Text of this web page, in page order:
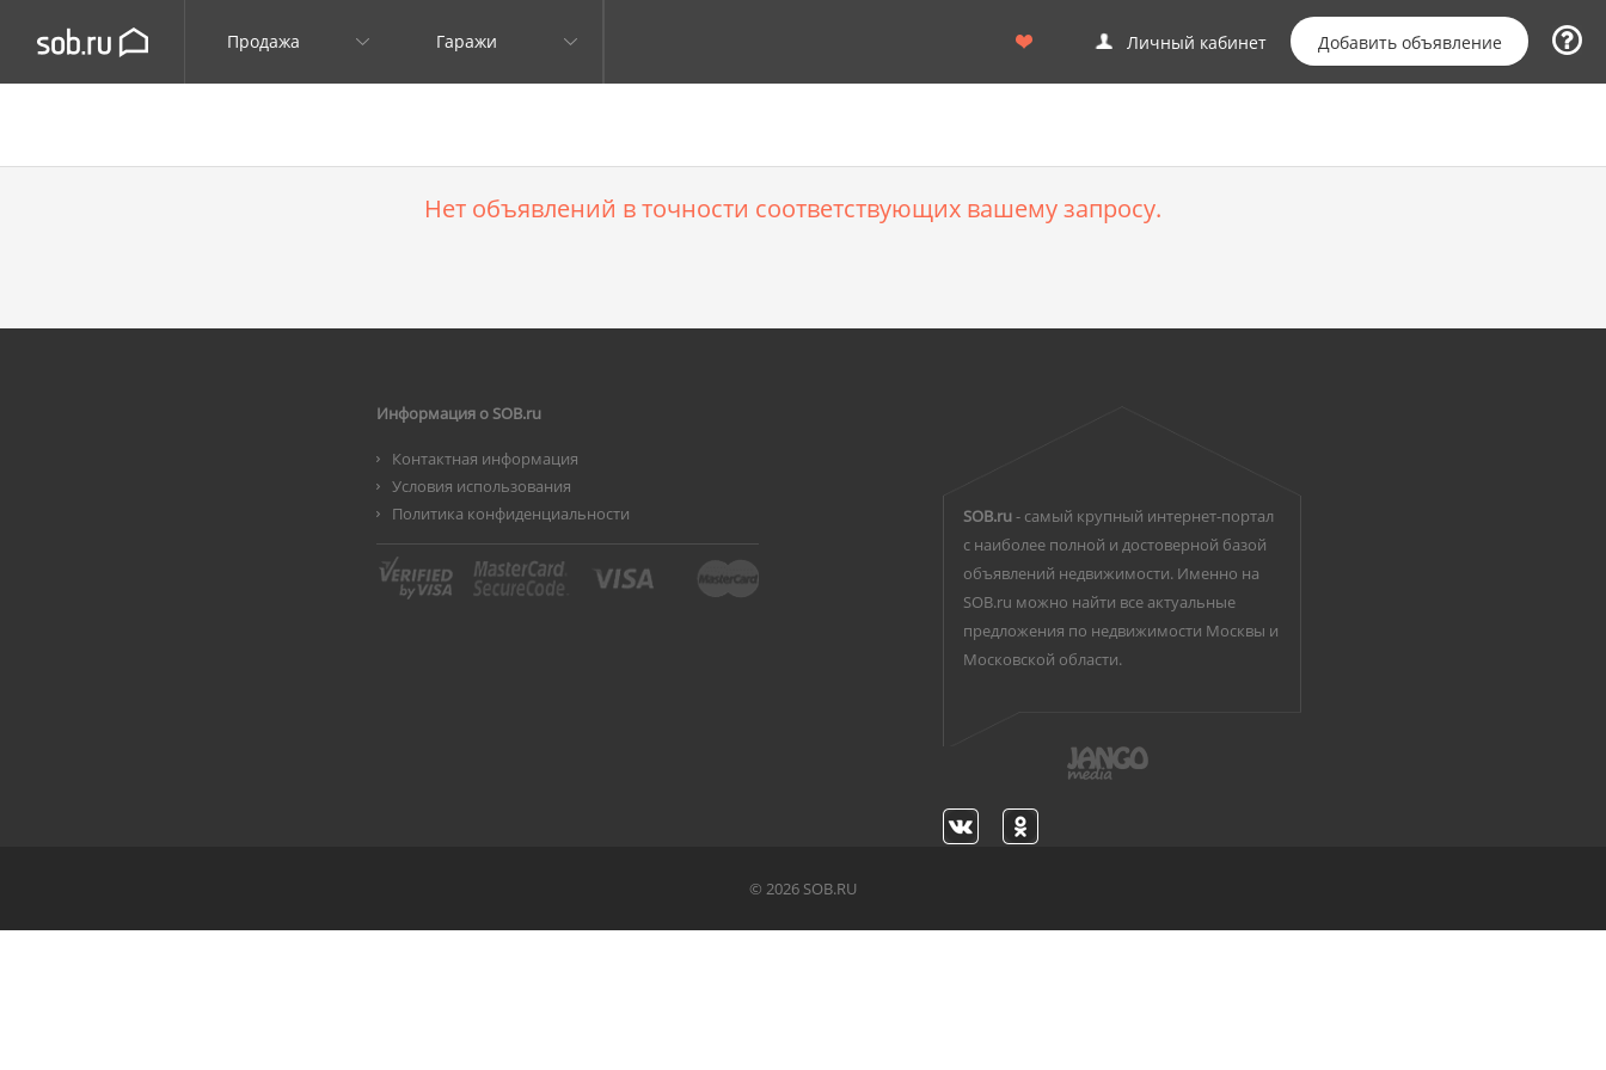
Продажа Гаражи Личный кабинет Добавить объявление
Нет объявлений в точности соответствующих вашему запросу.
Информация о SOB.ru
Контактная информация
Условия использования
Политика конфиденциальности
SOB.ru- самый крупный интернет-портал
с наиболее полной и достоверной базой
объявлений недвижимости. Именно на
SOB.ru можно найти все актуальные
предложения по недвижимости Москвы и
Московской области.
© 2026 SOB.RU